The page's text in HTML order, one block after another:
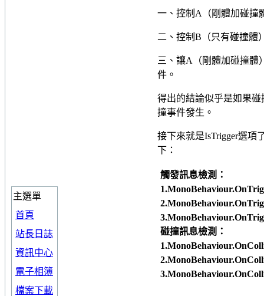
主選單
首頁
站長日誌
資訊中心
電子相簿
檔案下載
一、控制A（剛體加碰撞
二、控制B（只有碰撞體
三、讓A（剛體加碰撞體
件。
得出的結論似乎是如果
撞事件發生。
接下來就是IsTrigger選項
下：
觸發訊息檢測：
碰撞訊息檢測：